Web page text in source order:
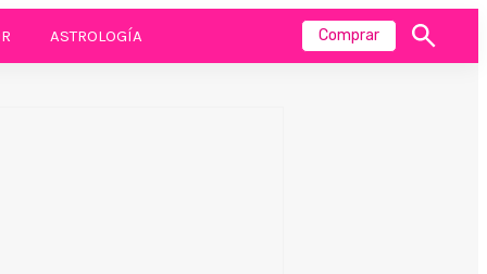
ASTROLOGÍA Comprar
Mostrar